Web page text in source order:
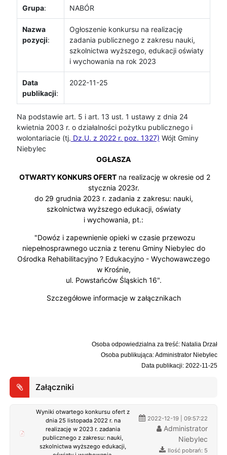
Grupa: NABÓR
Nazwa
pozycji:
Ogłoszenie konkursu na realizację
zadania publicznego z zakresu nauki,
szkolnictwa wyższego, edukacji oświaty
i wychowania na rok 2023
Data
publikacji:
2022-11-25
Na podstawie art. 5 i art. 13 ust. 1 ustawy z dnia 24
kwietnia 2003 r. o działalności pożytku publicznego i
wolontariacie (tj. Dz.U. z 2022 r. poz. 1327) Wójt Gminy
Niebylec
OGŁASZA
OTWARTY KONKURS OFERTna realizację w okresie od 2
stycznia 2023r.
do 29 grudnia 2023 r. zadania z zakresu: nauki,
szkolnictwa wyższego edukacji, oświaty
i wychowania, pt.:
"Dowóz i zapewnienie opieki w czasie przewozu
niepełnosprawnego ucznia z terenu Gminy Niebylec do
Ośrodka Rehabilitacyjno ? Edukacyjno - Wychowawczego
w Krośnie,
ul. Powstańców Śląskich 16".
Szczegółowe informacje w załącznikach
Osoba odpowiedzialna za treść: Natalia Drzał
Osoba publikująca: Administrator Niebylec
Data publikacji: 2022-11-25
Załączniki
Wyniki otwartego konkursu ofert z
dnia 25 listopada 2022 r. na
realizację w 2023 r. zadania
publicznego z zakresu: nauki,
szkolnictwa wyższego edukacji,
2022-12-19 | 09:57:22
Administrator
Niebylec
Ilość pobrań: 5